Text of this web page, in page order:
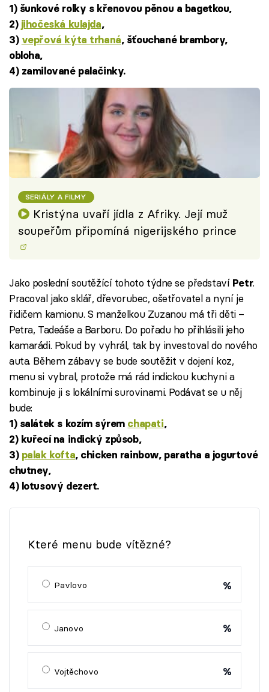
1) šunkové rolky s křenovou pěnou a bagetkou,
2) jihočeská kulajda,
3) vepřová kýta trhaná, šťouchané brambory,
obloha,
4) zamilované palačinky.
SERIÁLY A FILMY
Kristýna uvaří jídla z Afriky. Její muž
soupeřům připomíná nigerijského prince
Jako poslední soutěžící tohoto týdne se představí Petr.
Pracoval jako sklář, dřevorubec, ošetřovatel a nyní je
řidičem kamionu. S manželkou Zuzanou má tři děti –
Petra, Tadeáše a Barboru. Do pořadu ho přihlásili jeho
kamarádi. Pokud by vyhrál, tak by investoval do nového
auta. Během zábavy se bude soutěžit v dojení koz,
menu si vybral, protože má rád indickou kuchyni a
kombinuje ji s lokálními surovinami. Podávat se u něj
bude:
1) salátek s kozím sýrem chapati,
2) kuřecí na indický způsob,
3) palak kofta, chicken rainbow, paratha a jogurtové
chutney,
4) lotusový dezert.
Které menu bude vítězné?
Pavlovo %
Janovo %
Vojtěchovo %